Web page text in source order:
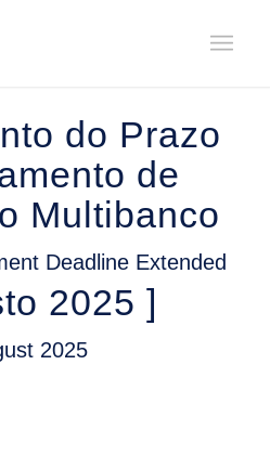
de Faturas no Multibanco || ATM
do Prazo
de
Multibanco
Deadline Extended
2025 ]
2025